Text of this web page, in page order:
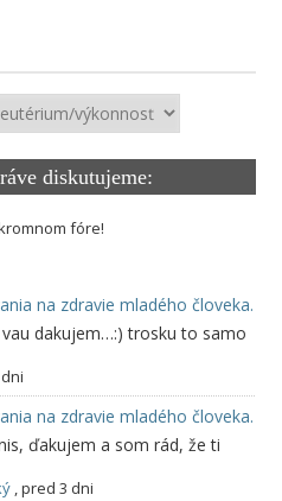
diskutujeme:
fóre!
na zdravie mladého človeka.
dakujem…:) trosku to samo
na zdravie mladého človeka.
ďakujem a som rád, že ti
,pred 3 dni